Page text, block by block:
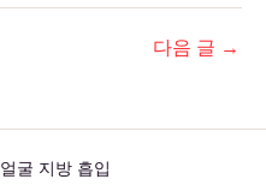
다음 글 →
굴 지방 흡입